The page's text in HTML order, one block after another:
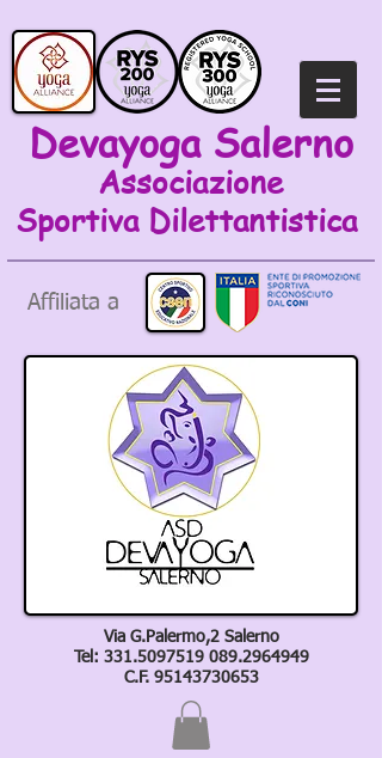
Devayoga Salerno
Associazione
Sportiva Dilettantistica
Affiliata a
Via G.Palermo,2 Salerno
Tel: 331.5097519 089.2964949
C.F. 95143730653